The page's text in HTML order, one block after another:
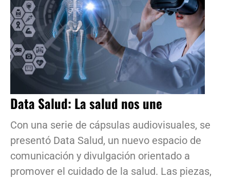
Data Salud: La salud nos une
Con una serie de cápsulas audiovisuales, se
presentó Data Salud, un nuevo espacio de
comunicación y divulgación orientado a
promover el cuidado de la salud. Las piezas,